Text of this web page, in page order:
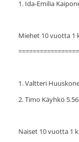
1. Ida-Emilia
Miehet 10 vuotta 1
1. Valtteri
2. Timo Käyhkö
Naiset 10 vuotta 1